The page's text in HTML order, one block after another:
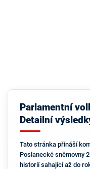
Parlamentní
Detailní
Tato stránka přináší
Poslanecké sněmovny
historií sahající až do